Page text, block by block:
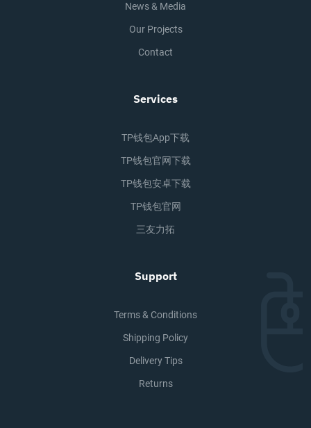
News & Media
Our Projects
Contact
Services
TP钱包app下载
TP钱包官网下载
TP钱包安卓下载
TP钱包官网
三友力拓
Support
Terms & Conditions
Shipping Policy
Delivery Tips
Returns